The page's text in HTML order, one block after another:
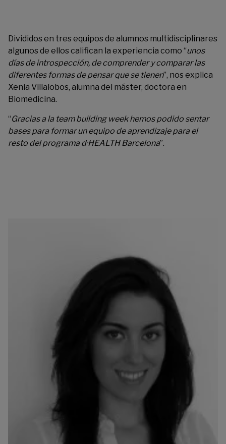
Divididos en tres equipos de alumnos multidisciplinares
algunos de ellos califican la experiencia como “unos
días de introspección, de comprender y comparar las
diferentes formas de pensar que se tienen”, nos explica
Xenia Villalobos, alumna del máster, doctora en
Biomedicina.
“Gracias a la team building week hemos podido sentar
bases para formar un equipo de aprendizaje para el
resto del programa d·HEALTH Barcelona”.